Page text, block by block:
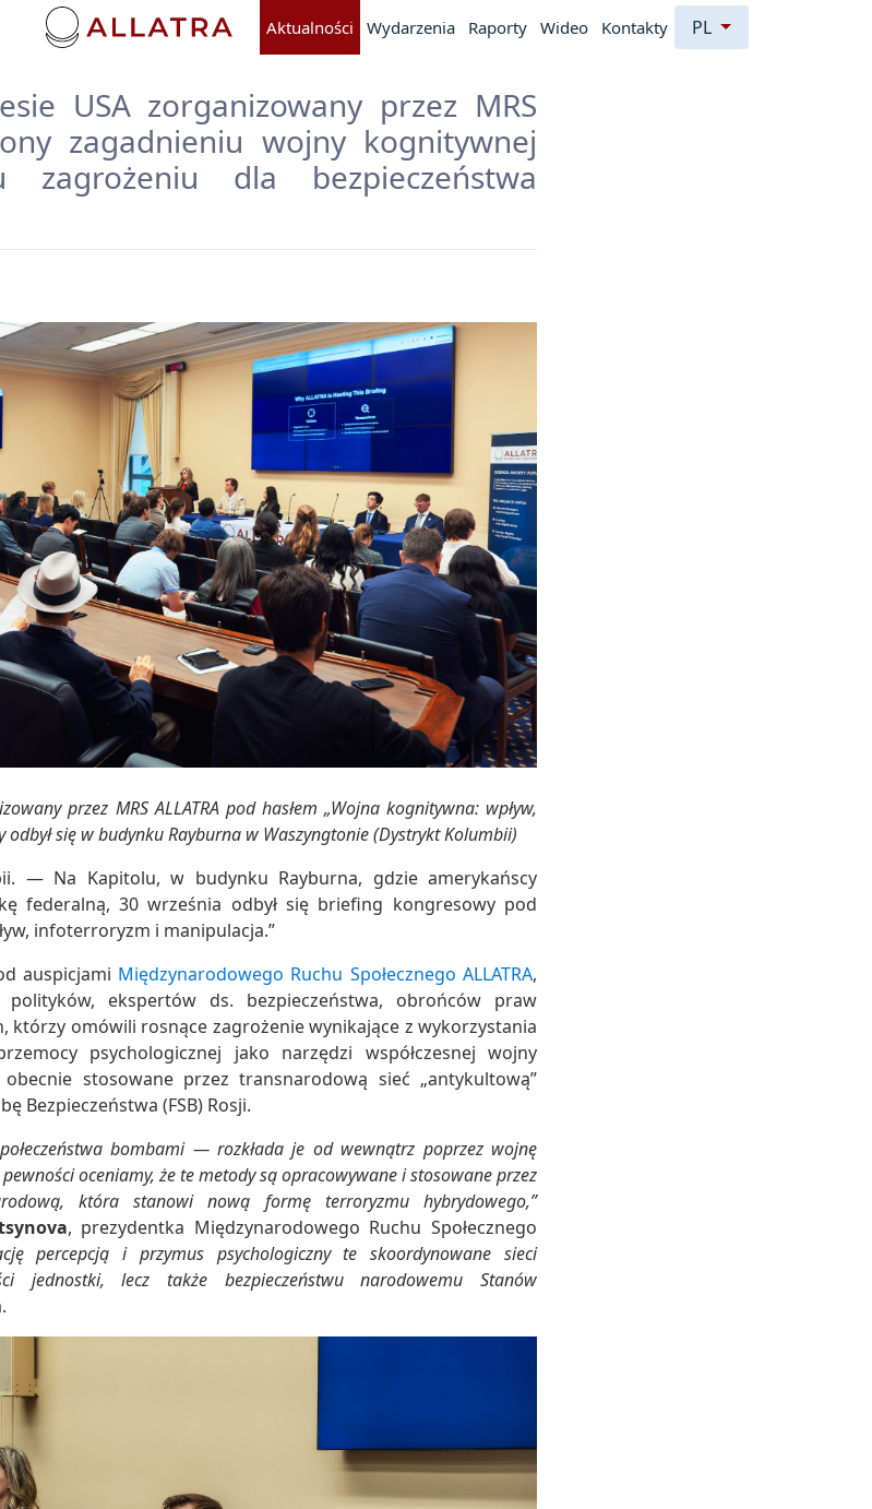
Aktualności Wydarzenia Raporty Wideo Kontakty PL
USA zorganizowany przez MRS
zagadnieniu wojny kognitywnej
zagrożeniu dla bezpieczeństwa
przez MRS ALLATRA pod hasłem „Wojna kognitywna: wpływ,
się w budynku Rayburna w Waszyngtonie (Dystrykt Kolumbii)
— Na Kapitolu, w budynku Rayburna, gdzie amerykańscy
federalną, 30 września odbył się briefing kongresowy pod
infoterroryzm i manipulacja.”
auspicjami Międzynarodowego Ruchu Społecznego ALLATRA,
polityków, ekspertów ds. bezpieczeństwa, obrońców praw
którzy omówili rosnące zagrożenie wynikające z wykorzystania
psychologicznej jako narzędzi współczesnej wojny
stosowane przez transnarodową sieć „antykultową”
Bezpieczeństwa (FSB) Rosji.
bombami — rozkłada je od wewnątrz poprzez wojnę
oceniamy, że te metody są opracowywane i stosowane przez
która stanowi nową formę terroryzmu hybrydowego,”
, prezydentka Międzynarodowego Ruchu Społecznego
percepcją i przymus psychologiczny te skoordynowane sieci
jednostki, lecz także bezpieczeństwu narodowemu Stanów